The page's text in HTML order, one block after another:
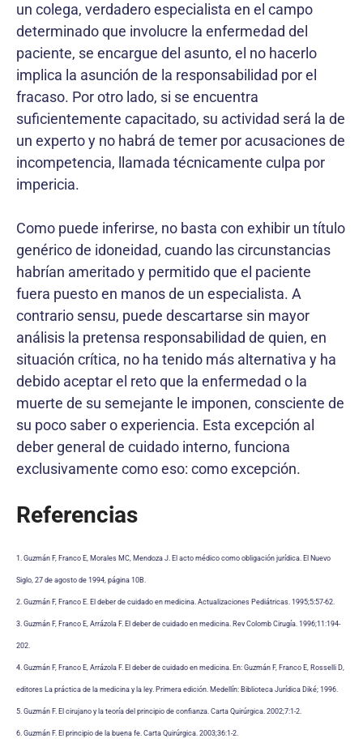
un colega, verdadero especialista en el campo
deter­minado que involucre la enfermedad del
paciente, se encargue del asunto, el no hacerlo
implica la asunción de la responsabilidad por el
fracaso. Por otro lado, si se encuentra
suficientemente capacitado, su actividad será la de
un experto y no habrá de temer por acusa­ciones de
incompetencia, llamada técnicamente culpa por
impericia.
Como puede inferirse, no basta con exhibir un título
genérico de idoneidad, cuando las circunstancias
habrían ameritado y permitido que el paciente
fuera puesto en manos de un especialista. A
contrario sensu, puede descartarse sin mayor
análisis la pretensa responsabi­lidad de quien, en
situación crítica, no ha tenido más alternativa y ha
debido aceptar el reto que la enfermedad o la
muerte de su semejante le imponen, consciente de
su poco saber o experiencia. Esta excepción al
deber general de cuidado interno, funciona
exclusivamente como eso: como excepción.
Referencias
1. Guzmán F, Franco E, Morales MC, Mendoza J. El acto médico como obligación jurídica. El Nuevo
Siglo, 27 de agosto de 1994, página 10B.
2. Guzmán F, Franco E. El deber de cuidado en medicina. Actua­lizaciones Pediátricas. 1995;5:57-62.
3. Guzmán F, Franco E, Arrázola F. El deber de cuidado en me­dicina. Rev Colomb Cirugía. 1996;11:194-
202.
4. Guzmán F, Franco E, Arrázola F. El deber de cuidado en medi­cina. En: Guzmán F, Franco E, Rosselli D,
editores La práctica de la medicina y la ley. Primera edición. Medellín: Biblioteca Jurídica Diké; 1996.
5. Guzmán F. El cirujano y la teoría del principio de confianza. Carta Quirúrgica. 2002;7:1-2.
6. Guzmán F. El principio de la buena fe. Carta Quirúrgica. 2003;36:1-2.